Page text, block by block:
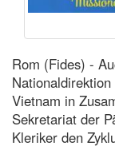
Rom (Fides) -
Vietnam in
Sekretariat der
Kleriker den